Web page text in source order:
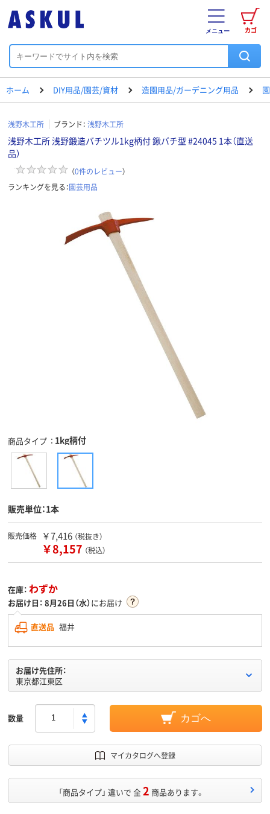
カゴ
メニュー
ホーム DIY用品/園芸/資材 造園用品/ガーデニング用品
浅野木工所 ブランド： 浅野木工所
浅野木工所 浅野鍛造バチツル1kg柄付 鍬バチ型 #24045 1本（直送
品）
（0件のレビュー）
ランキングを見る：園芸用品
商品タイプ 1kg柄付
販売単位：1本
販売価格 ￥7,416 （税抜き）
￥8,157 （税込）
在庫： わずか
お届け日： 8月26日（水）にお届け
直送品 福井
お届け先住所：
東京都江東区
数量 カゴへ
マイカタログへ登録
「商品タイプ」 違いで 全2 商品あります。